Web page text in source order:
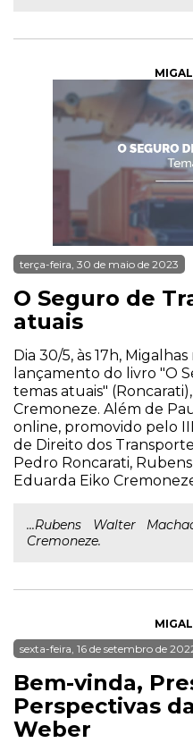
terça-feira, 30 de maio de 2023
O Seguro de
atuais
Dia 30/5, às 17h,
lançamento do livro "O
temas atuais"
Cremoneze. Além de
online, promovido pelo
de Direito dos
Pedro Roncarati,
Eduarda Eiko
...Rubens Walter
Cremoneze.
sexta-feira, 16 de setembro de
Bem-vinda,
Perspectivas
Weber